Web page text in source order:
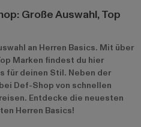
Große Auswahl, Top
an Herren Basics. Mit über
Marken findest du hier
für deinen Stil. Neben der
Def-Shop von schnellen
Entdecke die neuesten
Herren Basics!